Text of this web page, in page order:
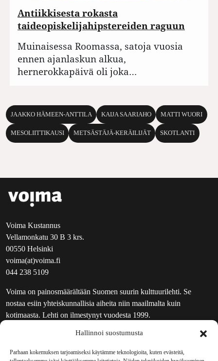
Hallinnoi suostumusta
Parhaan kokemuksen tarjoamiseksi käytämme teknologioita, kuten evästeitä,
Antiikkisesta rokasta
taideopiskelijahipstereiden raguun
Muinaisessa Roomassa, satoja vuosia
ennen ajanlaskun alkua,
hernerokkapäivä oli joka…
JAAKKO HÄMEEN-ANTTILA KAIJA SAARIAHO MATTI WUORI
MESOLIITTIKAUSI METSÄSTÄJÄ-KERÄILIJÄT SKOTLANTI
Voima Kustannus
Vellamonkatu 30 B 3 krs.
00550 Helsinki
voima(at)voima.fi
044 238 5109
Voima on painosmäärältään Suomen suurin kulttuurilehti. Se
nostaa esiin yhteiskunnallisia aiheita niin maailmalta kuin
kotimaasta. Lehti on ilmestynyt vuodesta 1999.
UUTISKIRJE